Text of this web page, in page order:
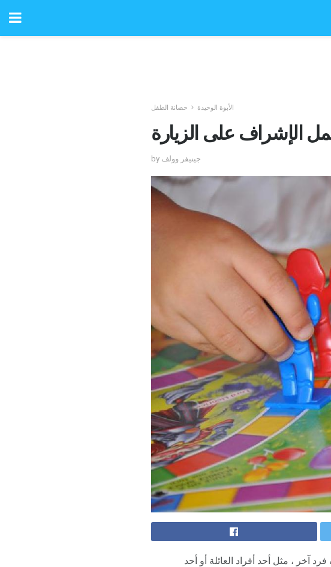
الأبوة الوحيدة حضانة الطفل
الإشراف على الزيارة
by جينيفر وولف
آخر ، مثل أحد أفراد العائلة أو أحد